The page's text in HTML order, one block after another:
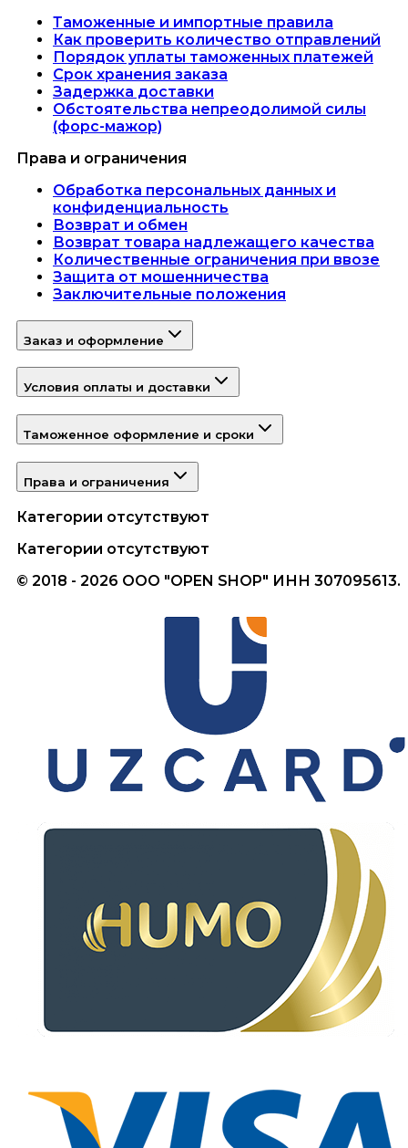
Таможенные и импортные правила
Как проверить количество отправлений
Порядок уплаты таможенных платежей
Срок хранения заказа
Задержка доставки
Обстоятельства непреодолимой силы
(форс-мажор)
Права и ограничения
Обработка персональных данных и
конфиденциальность
Возврат и обмен
Возврат товара надлежащего качества
Количественные ограничения при ввозе
Защита от мошенничества
Заключительные положения
Заказ и оформление
Условия оплаты и доставки
Таможенное оформление и сроки
Права и ограничения
Категории отсутствуют
Категории отсутствуют
© 2018 - 2026 ООО "OPEN SHOP" ИНН 307095613.